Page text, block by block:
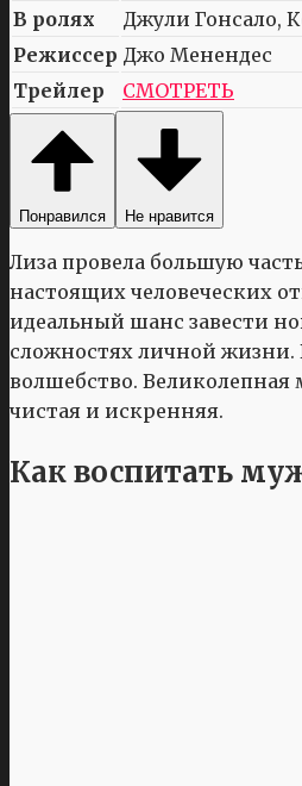
В ролях
Джули Гонсало,
Режиссер Джо Менендес
Трейлер
СМОТРЕТЬ
Понравился Не нравится
Лиза провела большую
настоящих человеческих
идеальный шанс завести
сложностях личной жизни.
волшебство.
чистая и искренняя.
Как воспитать